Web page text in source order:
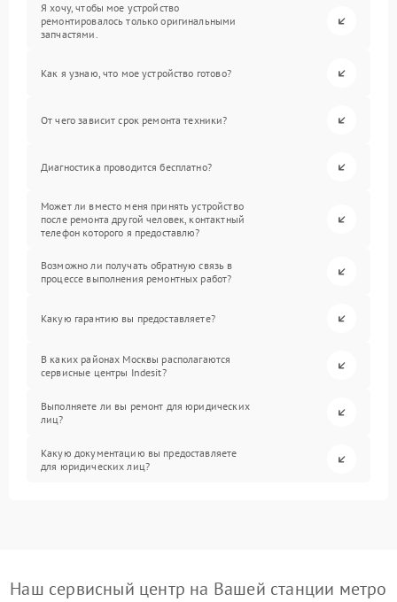
Я хочу, чтобы мое устройство
ремонтировалось только оригинальными
запчастями.
Как я узнаю, что мое устройство готово?
От чего зависит срок ремонта техники?
Диагностика проводится бесплатно?
Может ли вместо меня принять устройство
после ремонта другой человек, контактный
телефон которого я предоставлю?
Возможно ли получать обратную связь в
процессе выполнения ремонтных работ?
Какую гарантию вы предоставляете?
В каких районах Москвы располагаются
сервисные центры Indesit?
Выполняете ли вы ремонт для юридических
лиц?
Какую документацию вы предоставляете
для юридических лиц?
Наш сервисный центр на Вашей станции метро